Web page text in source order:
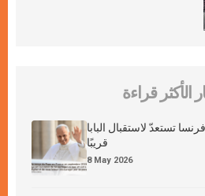
الأكثر قراءة
تستعدّ لاستقبال البابا
قريبًا
8 May 2026